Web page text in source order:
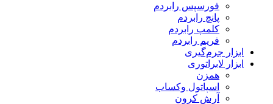
فورسپس رابردم
پانچ رابردم
کلمپ رابردم
فریم رابردم
ابزار جرم‌گیری
ابزار لابراتوری
همزن
اسپاتول وکساب
آرش کرون